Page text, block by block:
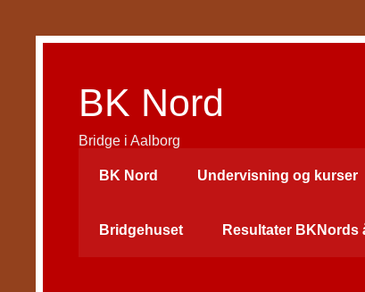
content
BK Nord
Bridge i Aalborg
BK Nord Undervisning og kurser
Bridgehuset Resultater BKNords